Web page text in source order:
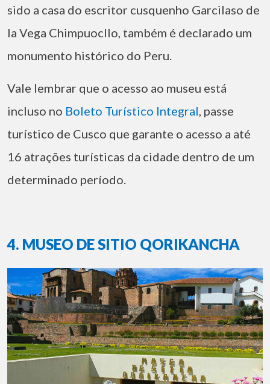
sido a casa do escritor cusquenho Garcilaso de
la Vega Chimpuocllo, também é declarado um
monumento histórico do Peru.
Vale lembrar que o acesso ao museu está
incluso no Boleto Turístico Integral , passe
turístico de Cusco que garante o acesso a até
16 atrações turísticas da cidade dentro de um
determinado período.
4. MUSEO DE SITIO QORIKANCHA